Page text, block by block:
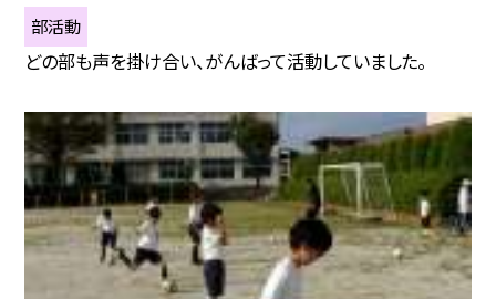
部活動
どの部も声を掛け合い、がんばって活動していました。